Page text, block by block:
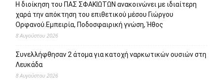
Η διοίκηση του ΠΑΣ ΣΦΑΚΙΩΤΩΝ ανακοινώνει με ιδιαίτερη
χαρά την απόκτηση του επιθετικού μέσου Γιώργου
Ορφανού.Εμπειρία, Ποδοσφαιρική γνώση, Ήθος
8 Αυγούστου 2026
Συνελλήφθησαν 2 άτομα για κατοχή ναρκωτικών ουσιών στη
Λευκάδα
8 Αυγούστου 2026